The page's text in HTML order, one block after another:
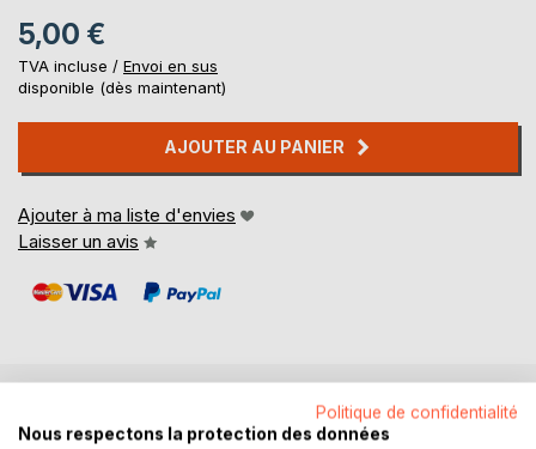
5,00 €
TVA incluse / Envoi en sus
disponible (dès maintenant)
AJOUTER AU PANIER
Ajouter à ma liste d'envies
Laisser un avis
DESCRIPTION
Politique de confidentialité
Nous respectons la protection des données